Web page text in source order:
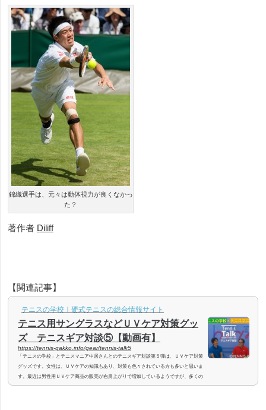
錦織選手は、元々は動体視力が良くなかっ
た？
著作者 Diliff
【関連記事】
テニスの学校｜硬式テニスの総合情報サイト
テニス用サングラスなどＵＶケア対策グッ
ズ テニスギア対談⑤【動画有】
https://tennis-gakko.info/gear/tennis-talk5
「テニスの学校」とテニスマニア中居さんとのテニスギア対談第５弾は、ＵＶケア対策
グッズです。女性は、ＵＶケアの知識もあり、対策も色々されている方も多いと思いま
す。最近は男性用ＵＶケア商品の販売が右肩上がりで増加しているようですが、多くの
男性はまだまだあまりにも無防備で、無関心なようです。屋外コートでテニスをするこ